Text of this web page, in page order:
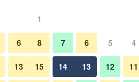
الواحدة
في الليلة
1
4
5
6
7
8
11
12
13
14
15
6
13